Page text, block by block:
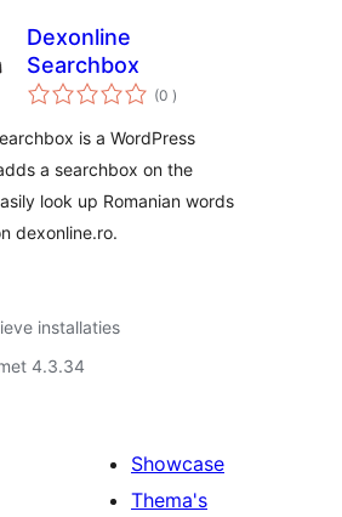
Dexonline
Searchbox
(0 aantal
beoordelingen
)
is a WordPress
a searchbox on the
look up Romanian words
dexonline.ro.
installaties
4.3.34
Showcase
Thema's